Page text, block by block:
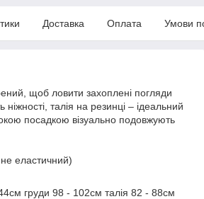
Доставка Оплата Умови
щоб ловити захоплені погляди
ніжності, талія на резинці – ідеальний
посадкою візуально подовжують
еластичний)
груди 98 - 102см талія 82 - 88см